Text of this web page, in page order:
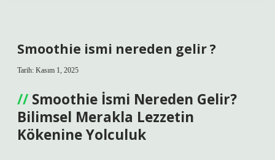
Smoothie ismi nereden gelir ?
Tarih: Kasım 1, 2025
Smoothie İsmi Nereden Gelir?
Bilimsel Merakla Lezzetin
Kökenine Yolculuk